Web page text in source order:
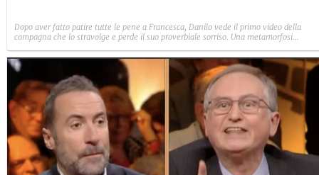
Dopo aver fatto patire tutte le pene a Francesca, Danilo vede il primo video della
compagna che lo stravolge e perde il suo proverbiale sorriso. Una metamorfosi